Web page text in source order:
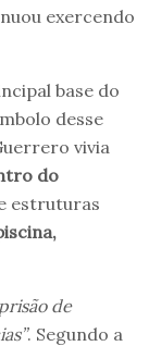
exercendo
base do
desse
vivia
do
estruturas
de
. Segundo a